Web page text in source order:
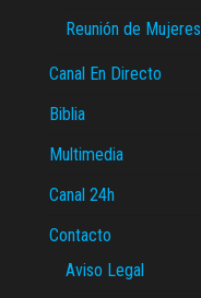
Reunión de Mujeres
Canal En Directo
Biblia
Multimedia
Canal 24h
Contacto
Aviso Legal